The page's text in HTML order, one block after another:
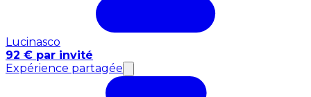
Lucinasco
92 € par invité
Expérience partagée